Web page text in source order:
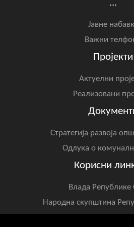
...
Јавне
Важни
Пројекти
Актуелни
Реализовани
Стратегија развоја
Одлука о
Корисни
Влада Републике
Народна скупштина